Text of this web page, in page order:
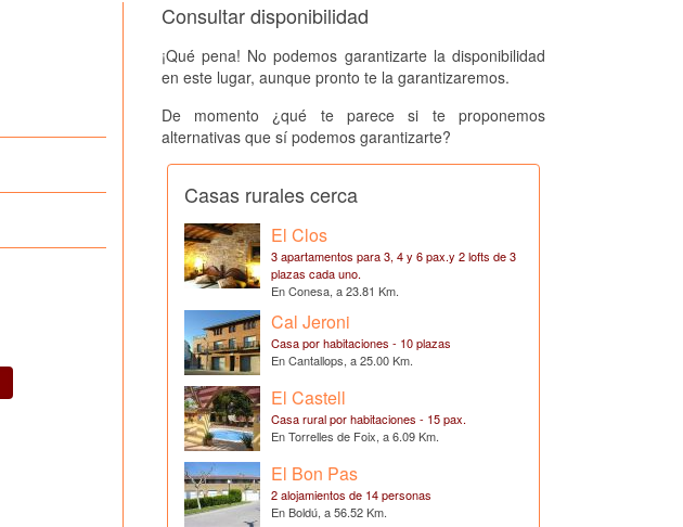
Consultar disponibilidad
¡Qué pena! No podemos garantizarte la disponibilidad
en este lugar, aunque pronto te la garantizaremos.
De momento ¿qué te parece si te proponemos
alternativas que sí podemos garantizarte?
Casas rurales cerca
El Clos
3 apartamentos para 3, 4 y 6 pax.y 2 lofts de 3
plazas cada uno.
En Conesa, a 23.81 Km.
Cal Jeroni
Casa por habitaciones - 10 plazas
En Cantallops, a 25.00 Km.
El Castell
Casa rural por habitaciones - 15 pax.
En Torrelles de Foix, a 6.09 Km.
El Bon Pas
2 alojamientos de 14 personas
En Boldú, a 56.52 Km.